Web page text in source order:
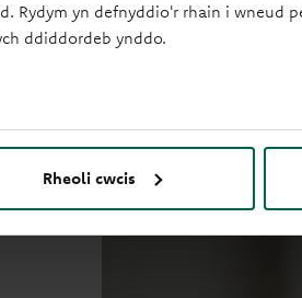
Rydym yn defnyddio'r rhain i wneud
ddiddordeb ynddo.
Rheoli cwcis